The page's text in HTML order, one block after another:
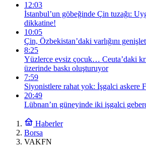
12:03
İstanbul’un göbeğinde Çin tuzağı:
dikkatine!
10:05
Çin, Özbekistan’daki varlığını
8:25
Yüzlerce evsiz çocuk… Ceuta’daki
üzerinde baskı oluşturuyor
7:59
Siyonistlere rahat yok: İşgalci askere
20:49
Lübnan’ın güneyinde iki işgalci
Haberler
Borsa
VAKFN